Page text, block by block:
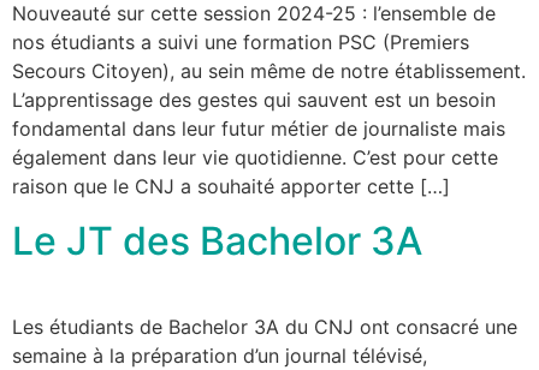
Nouveauté sur cette session 2024-25 : l’ensemble de
nos étudiants a suivi une formation PSC (Premiers
Secours Citoyen), au sein même de notre établissement.
L’apprentissage des gestes qui sauvent est un besoin
fondamental dans leur futur métier de journaliste mais
également dans leur vie quotidienne. C’est pour cette
raison que le CNJ a souhaité apporter cette […]
Le JT des Bachelor 3A
Les étudiants de Bachelor 3A du CNJ ont consacré une
semaine à la préparation d’un journal télévisé,